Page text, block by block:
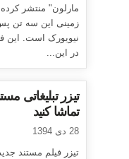
مارلون" منتشر
زمینی این سه تن پس
نیویورک است. این
در این...
تیزر تبلیغاتی
تماشا کنید
28 دی 1394
تیزر فیلم مستند